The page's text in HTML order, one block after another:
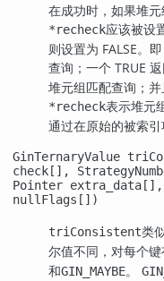
在成功时，如果堆
*recheck应该被设
则设置为 FALSE。
查询；一个 TRUE
堆元组匹配查询；
*recheck表示堆元
通过在原始的被索引
GinTernaryValue
check[],
Pointer extra_data[],
nullFlags[])
triConsistent类
尔值不同，对每个键
和GIN_MAYBE。